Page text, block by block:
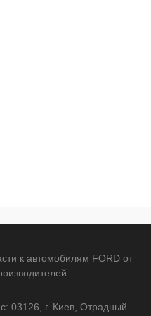
к автомобилям FORD от
03126, г. Киев, Отрадный